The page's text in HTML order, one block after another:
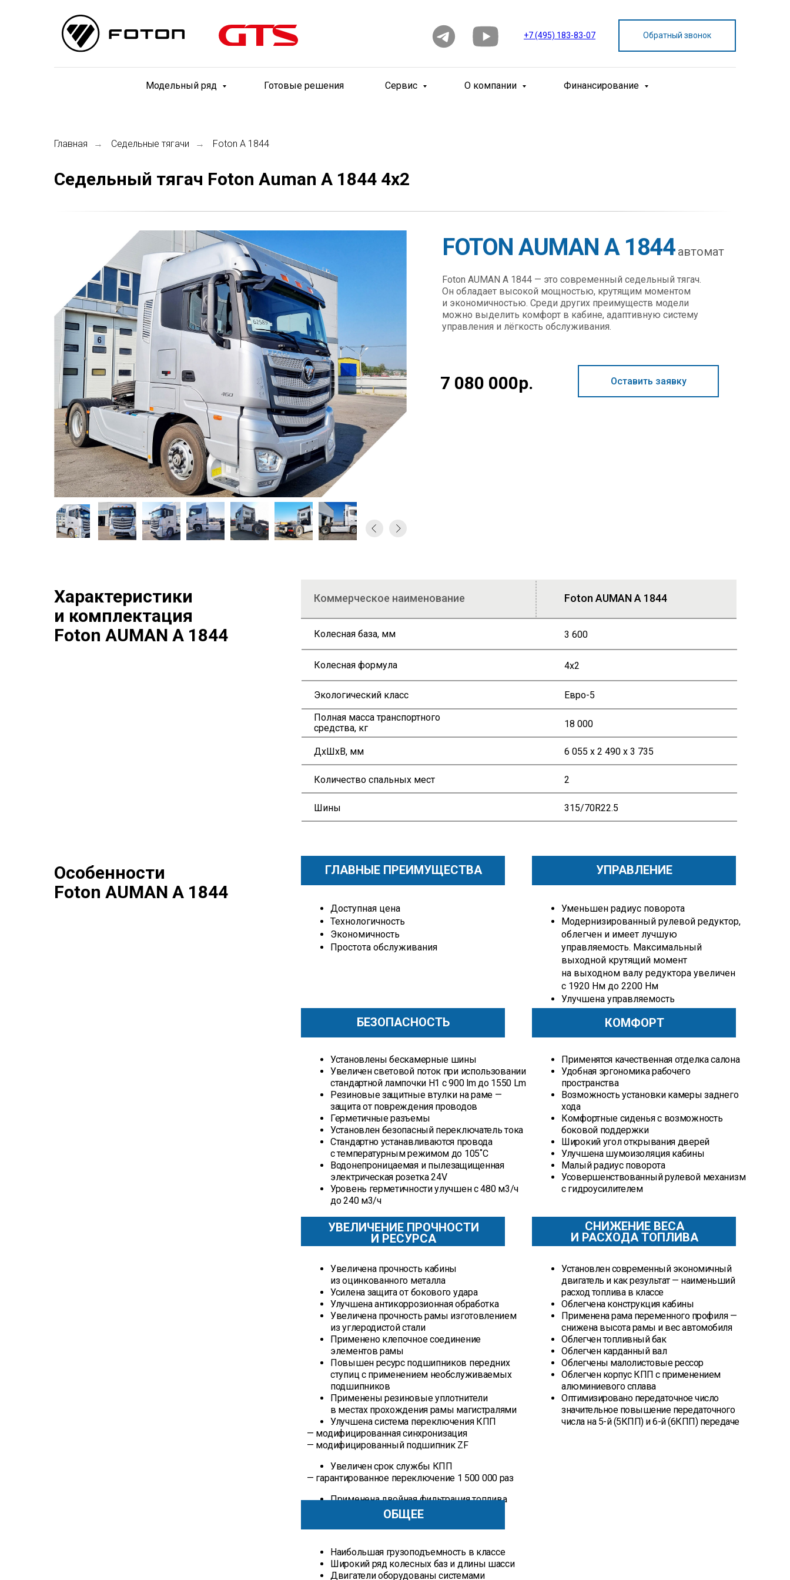
Обратный звонок
+7 (495) 183-83-07
Модельный ряд Готовые решения Сервис О компании Финансирование
Главная → Седельные тягачи → Foton A 1844
Седельный тягач Foton Auman A 1844 4x2
FOTON AUMAN A 1844
7 080 000р. Оставить заявку
Foton AUMAN A 1844 — это современный седельный тягач.
Он обладает высокой мощностью, крутящим моментом
и экономичностью. Среди других преимуществ модели
можно выделить комфорт в кабине, адаптивную систему
управления и лёгкость обслуживания.
автомат
Характеристики
и комплектация
Foton AUMAN A 1844
Коммерческое наименование Foton AUMAN A 1844
Колесная база, мм 3 600
Колесная формула 4x2
Экологический класс
Евро-5
Полная масса транспортного
средства, кг
18 000
ДxШxВ, мм 6 055 x 2 490 x 3 735
Количество спальных мест 2
Шины 315/70R22.5
ГЛАВНЫЕ ПРЕИМУЩЕСТВА УПРАВЛЕНИЕ
Доступная цена
Технологичность
Экономичность
Простота обслуживания
Уменьшен радиус поворота
Модернизированный рулевой редуктор,
облегчен и имеет лучшую
управляемость. Максимальный
выходной крутящий момент
на выходном валу редуктора увеличен
с 1920 Нм до 2200 Нм
Улучшена управляемость
с применением переднего и заднего
стабилизаторов
БЕЗОПАСНОСТЬ КОМФОРТ
Установлены бескамерные шины
Увеличен световой поток при использовании
стандартной лампочки H1 с 900 lm до 1550 Lm
Резиновые защитные втулки на раме —
защита от повреждения проводов
Герметичные разъемы
Установлен безопасный переключатель тока
Стандартно устанавливаются провода
с температурным режимом до 105˚С
Водонепроницаемая и пылезащищенная
электрическая розетка 24V
Уровень герметичности улучшен с 480 м3/ч
до 240 м3/ч
УВЕЛИЧЕНИЕ ПРОЧНОСТИ
И РЕСУРСА
СНИЖЕНИЕ ВЕСА
И РАСХОДА ТОПЛИВА
Увеличена прочность кабины
из оцинкованного металла
Усилена защита от бокового удара
Улучшена антикоррозионная обработка
Увеличена прочность рамы изготовлением
из углеродистой стали
Применено клепочное соединение
элементов рамы
Повышен ресурс подшипников передних
ступиц с применением необслуживаемых
подшипников
Применены резиновые уплотнители
в местах прохождения рамы магистралями
Улучшена система переключения КПП
— модифицированная синхронизация
— модифицированный подшипник ZF
Увеличен срок службы КПП
— гарантированное переключение 1 500 000 раз
Применена двойная фильтрация топлива
Установлен современный экономичный
двигатель и как результат — наименьший
расход топлива в классе
Облегчена конструкция кабины
Применена рама переменного профиля —
снижена высота рамы и вес автомобиля
Облегчен топливный бак
Облегчен карданный вал
Облегчены малолистовые рессор
Облегчен корпус КПП с применением
алюминиевого сплава
Оптимизировано передаточное число
значительное повышение передаточного
числа на 5-й (5КПП) и 6-й (6КПП) передаче
Применятся качественная отделка салона
Удобная эргономика рабочего
пространства
Возможность установки камеры заднего
хода
Комфортные сиденья с возможность
боковой поддержки
Широкий угол открывания дверей
Улучшена шумоизоляция кабины
Малый радиус поворота
Усовершенствованный рулевой механизм
с гидроусилителем
Особенности
Foton AUMAN A 1844
ОБЩЕЕ
Наибольшая грузоподъемность в классе
Широкий ряд колесных баз и длины шасси
Двигатели оборудованы системами